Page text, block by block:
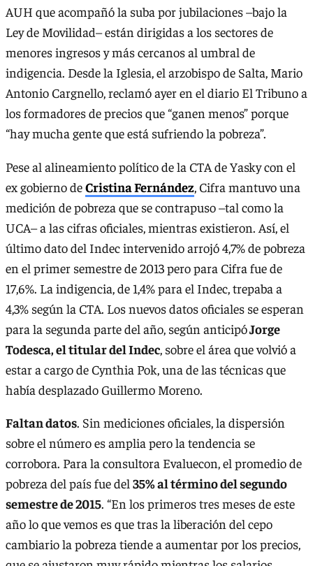
AUH que acompañó la suba por jubilaciones –bajo la
Ley de Movilidad– están dirigidas a los sectores de
menores ingresos y más cercanos al umbral de
indigencia. Desde la Iglesia, el arzobispo de Salta, Mario
Antonio Cargnello, reclamó ayer en el diario El Tribuno a
los formadores de precios que “ganen menos” porque
“hay mucha gente que está sufriendo la pobreza”.
Pese al alineamiento político de la CTA de Yasky con el
ex gobierno deCristina Fernández, Cifra mantuvo una
medición de pobreza que se contrapuso –tal como la
UCA– a las cifras oficiales, mientras existieron. Así, el
último dato del Indec intervenido arrojó 4,7% de pobreza
en el primer semestre de 2013 pero para Cifra fue de
17,6%. La indigencia, de 1,4% para el Indec, trepaba a
4,3% según la CTA. Los nuevos datos oficiales se esperan
para la segunda parte del año, según anticipóJorge
Todesca, el titular del Indec, sobre el área que volvió a
estar a cargo de Cynthia Pok, una de las técnicas que
había desplazado Guillermo Moreno.
Faltan datos. Sin mediciones oficiales, la dispersión
sobre el número es amplia pero la tendencia se
corrobora. Para la consultora Evaluecon, el promedio de
pobreza del país fue del 35% al término del segundo
semestre de 2015. “En los primeros tres meses de este
año lo que vemos es que tras la liberación del cepo
cambiario la pobreza tiende a aumentar por los precios,